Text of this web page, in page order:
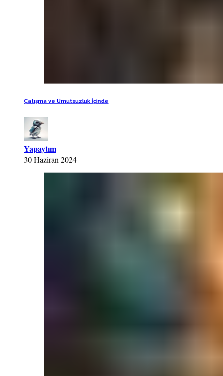
Çatışma ve Umutsuzluk İçinde
Yapaytım
30 Haziran 2024